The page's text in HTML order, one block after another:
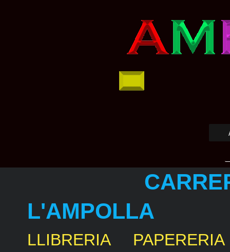
CARRER
L'AMPOLLA
LLIBRERIA